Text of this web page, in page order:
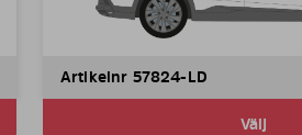
Artikelnr 57824-LD
Välj